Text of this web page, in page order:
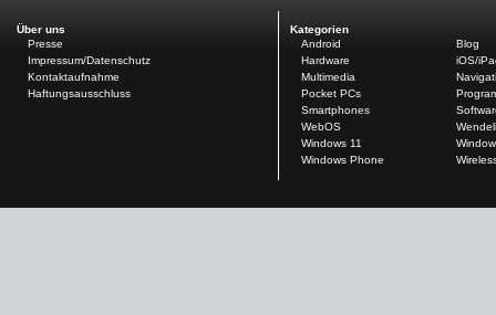
Über uns
Presse
Impressum/Datenschutz
Kontaktaufnahme
Haftungsausschluss
Kategorien
Android
Blog
Hardware
iOS/
Multimedia
Pocket PCs
Smartphones
WebOS
Windows 11
Windows Phone